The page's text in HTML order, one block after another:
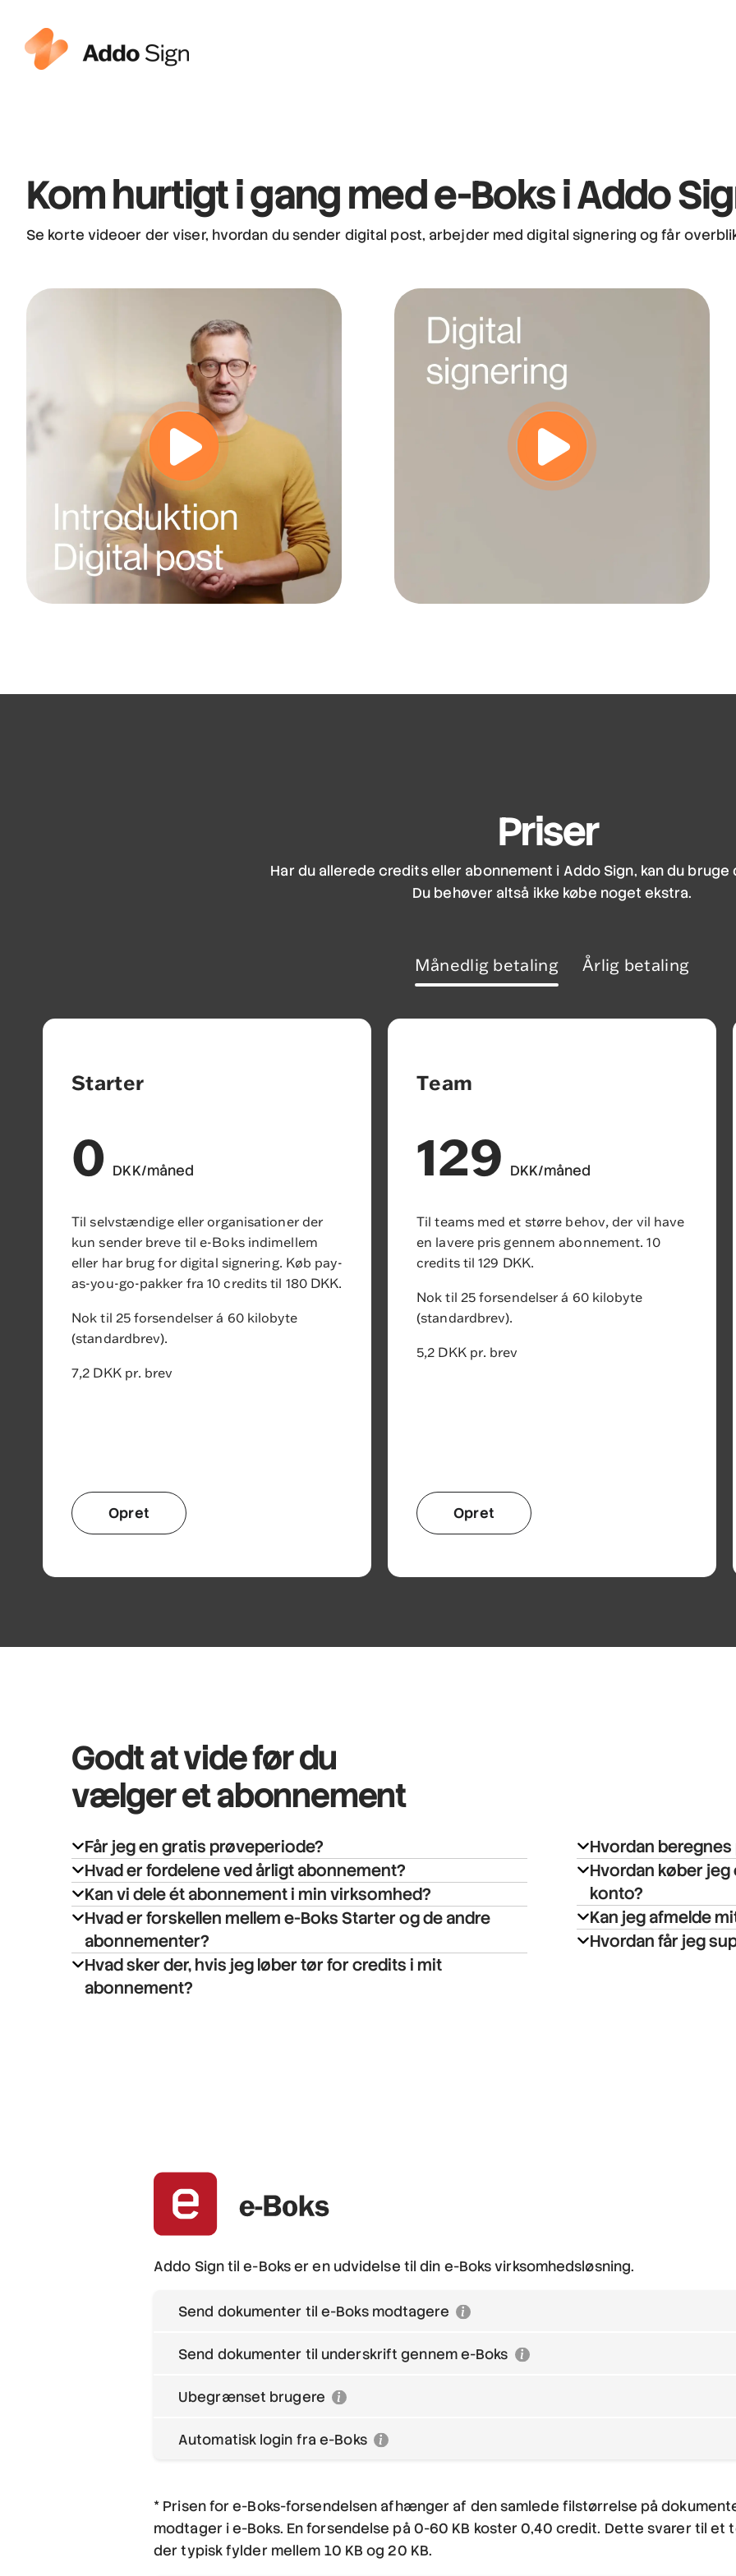
Kom hurtigt i gang med e-Boks i Addo
Se korte videoer der viser, hvordan du sender digital post, arbejder med digital signering og får
Priser
Har du allerede credits eller abonnement i Addo Sign, kan du bruge
Du behøver altså ikke købe noget ekstra.
Månedlig betaling Årlig betaling
Starter
0 DKK/måned
Til selvstændige eller organisationer der
kun sender breve til e-Boks indimellem
eller har brug for digital signering. Køb pay-
as-you-go-pakker fra 10 credits til 180 DKK.
Nok til 25 forsendelser á 60 kilobyte
(standardbrev).
7,2 DKK pr. brev
Opret
Team
129 DKK/måned
Til teams med et større behov, der vil have
en lavere pris gennem abonnement. 10
credits til 129 DKK.
Nok til 25 forsendelser á 60 kilobyte
(standardbrev).
5,2 DKK pr. brev
Opret
Godt at vide før du
vælger et abonnement
Får jeg en gratis prøveperiode?
Hvad er fordelene ved årligt abonnement?
Kan vi dele ét abonnement i min virksomhed?
Hvad er forskellen mellem e-Boks Starter og de andre
abonnementer?
Hvad sker der, hvis jeg løber tør for credits i mit
abonnement?
Hvordan
Hvordan køber
konto?
Kan jeg afmelde
Hvordan får jeg
Addo Sign til e-Boks er en udvidelse til din e-Boks virksomhedsløsning.
Send dokumenter til e-Boks modtagere
Send dokumenter til underskrift gennem e-Boks
Ubegrænset brugere
Automatisk login fra e-Boks
* Prisen for e-Boks-forsendelsen afhænger af den samlede filstørrelse på
modtager i e-Boks. En forsendelse på 0-60 KB koster 0,40 credit. Dette svarer til et
der typisk fylder mellem 10 KB og 20 KB.